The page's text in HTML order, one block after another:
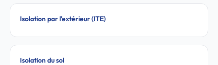
Isolation par l'extérieur (ITE)
Isolation du sol